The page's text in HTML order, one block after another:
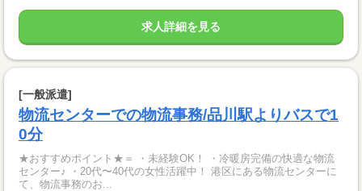
求人詳細を見る
[一般派遣]
物流センターでの物流事務/品川駅よりバスで1
0分
★おすすめポイント★＝ ・未経験OK！ ・冷暖房完備の快適な物流
センター♪ ・20代〜40代の女性活躍中！ 港区にある物流センターに
て、物流事務のお...